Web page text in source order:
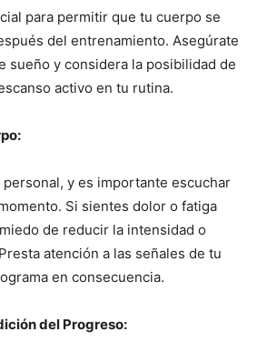
para permitir que tu cuerpo se
del entrenamiento. Asegúrate
sueño y considera la posibilidad de
activo en tu rutina.
y es importante escuchar
Si sientes dolor o fatiga
de reducir la intensidad o
atención a las señales de tu
en consecuencia.
del Progreso: